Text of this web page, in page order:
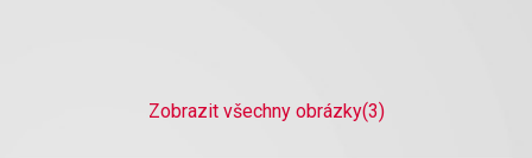
Zobrazit všechny obrázky(3)